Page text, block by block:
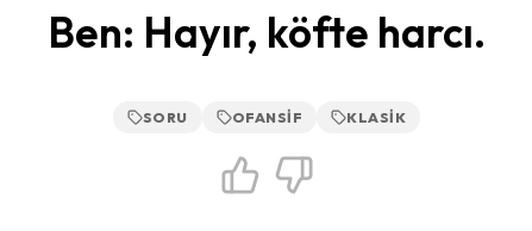
Ben: Hayır, köfte harcı.
SORU OFANSIF KLASIK